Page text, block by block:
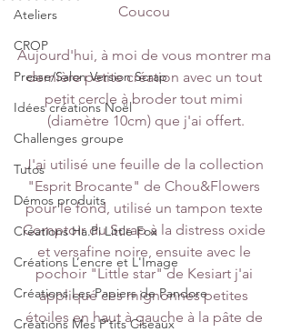
Ateliers
CROP
Presse/Salon Version Scrap
Idées créations Noël
Challenges groupe
Tutos
Démos produits
Créations Ha.Pi Little Fox
Créations L’encre et L'Image
Créations Les Papiers de Pandore
Créations Mes P’tits Ciseaux
Coucou
Aujourd'hui, à moi de vous montrer ma
dernière petite création avec un tout
petit cercle à broder tout mimi
(diamètre 10cm) que j'ai offert.
J'ai utilisé une feuille de la collection
"Esprit Brocante" de Chou&Flowers
pour le fond, utilisé un tampon texte
Comptoir du Scrap à la distress oxide
et versafine noire, ensuite avec le
pochoir "Little star" de Kesiart j'ai
appliqué ces mignonnes petites
étoiles en haut à gauche à la pâte de